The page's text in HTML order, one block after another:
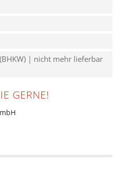
| nicht mehr lieferbar
GERNE!